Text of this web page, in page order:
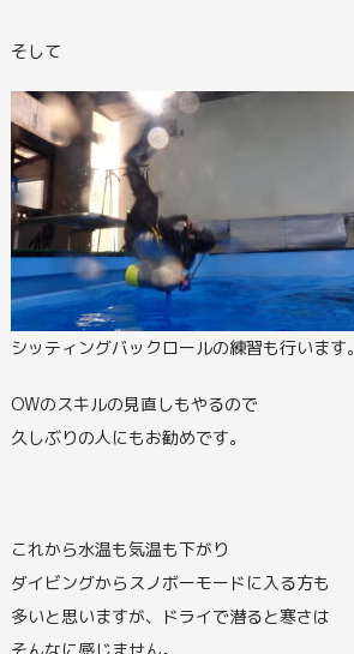
そして
シッティングバックロールの練習も行います。
OWのスキルの見直しもやるので
久しぶりの人にもお勧めです。
これから水温も気温も下がり
ダイビングからスノボーモードに入る方も
多いと思いますが、ドライで潜ると寒さは